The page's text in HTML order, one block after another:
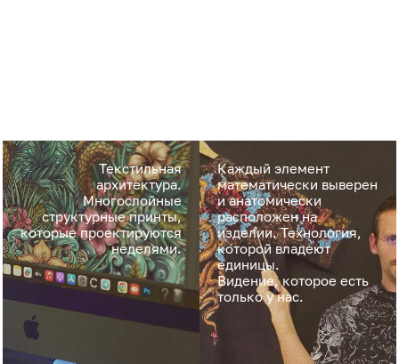
Текстильная
архитектура.
Многослойные
структурные принты,
которые проектируются
неделями.
Каждый элемент
математически выверен
и анатомически
расположен на
изделии. Технология,
которой владеют
единицы.
Видение, которое есть
только у нас.